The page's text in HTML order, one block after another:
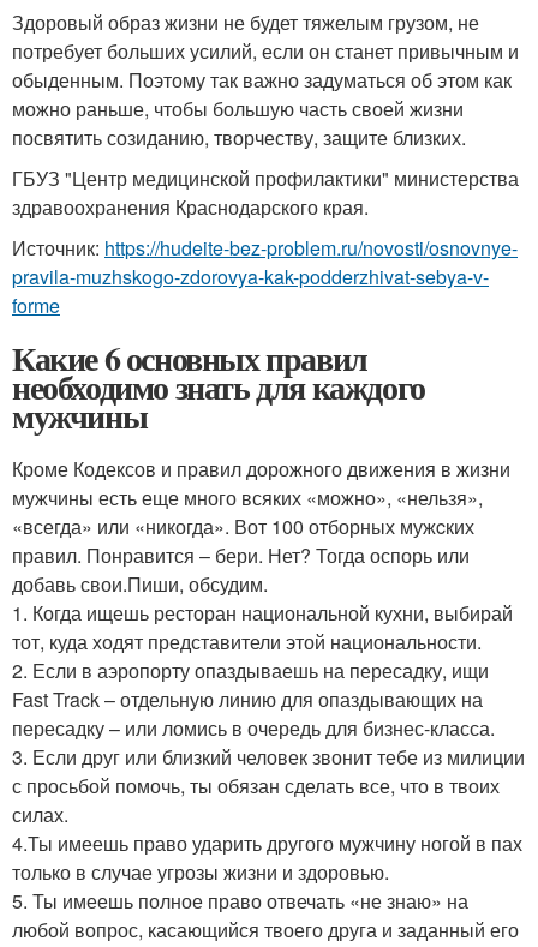
Здоровый образ жизни не будет тяжелым грузом, не
потребует больших усилий, если он станет привычным и
обыденным. Поэтому так важно задуматься об этом как
можно раньше, чтобы большую часть своей жизни
посвятить созиданию, творчеству, защите близких.
ГБУЗ "Центр медицинской профилактики" министерства
здравоохранения Краснодарского края.
Источник: https://hudeite-bez-problem.ru/novosti/osnovnye-
pravila-muzhskogo-zdorovya-kak-podderzhivat-sebya-v-
forme
Какие 6 основных правил
необходимо знать для каждого
мужчины
Кроме Кодексов и правил дорожного движения в жизни
мужчины есть еще много всяких «можно», «нельзя»,
«всегда» или «никогда». Вот 100 отборных мужcких
правил. Понравится – бери. Нет? Тогда оспорь или
добавь свои.Пиши, обсудим.
1. Когда ищешь ресторан национальной кухни, выбирай
тот, куда ходят представители этой национальности.
2. Если в аэропорту опаздываешь на пересадку, ищи
Fast Track – отдельную линию для опаздывающих на
пересадку – или ломись в очередь для бизнес-класса.
3. Если друг или близкий человек звонит тебе из милиции
с просьбой помочь, ты обязан сделать все, что в твоих
силах.
4.Ты имеешь право ударить другого мужчину ногой в пах
только в случае угрозы жизни и здоровью.
5. Ты имеешь полное право отвечать «не знаю» на
любой вопрос, касающийся твоего друга и заданный его